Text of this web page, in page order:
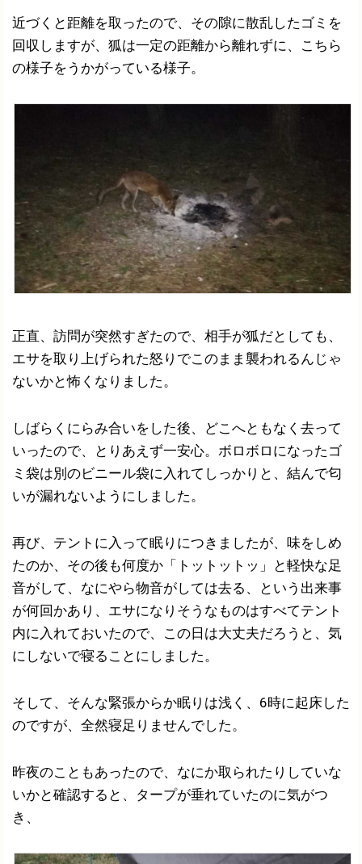
近づくと距離を取ったので、その隙に散乱したゴミを
回収しますが、狐は一定の距離から離れずに、こちら
の様子をうかがっている様子。
正直、訪問が突然すぎたので、相手が狐だとしても、
エサを取り上げられた怒りでこのまま襲われるんじゃ
ないかと怖くなりました。
しばらくにらみ合いをした後、どこへともなく去って
いったので、とりあえず一安心。ボロボロになったゴ
ミ袋は別のビニール袋に入れてしっかりと、結んで匂
いが漏れないようにしました。
再び、テントに入って眠りにつきましたが、味をしめ
たのか、その後も何度か「トットットッ」と軽快な足
音がして、なにやら物音がしては去る、という出来事
が何回かあり、エサになりそうなものはすべてテント
内に入れておいたので、この日は大丈夫だろうと、気
にしないで寝ることにしました。
そして、そんな緊張からか眠りは浅く、6時に起床した
のですが、全然寝足りませんでした。
昨夜のこともあったので、なにか取られたりしていな
いかと確認すると、タープが垂れていたのに気がつ
き、